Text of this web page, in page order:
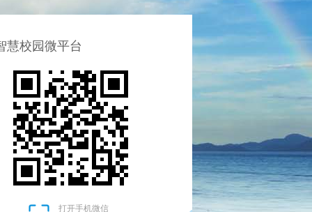
慧校园微平台
打开手机微信